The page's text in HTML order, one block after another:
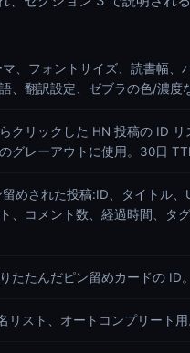
、フォントサイズ、読書幅、
、翻訳設定、ゼブラの色/濃度
クリックした HN 投稿の ID
グレーアウトに使用。30日
めされた投稿:ID、タイトル
、コメント数、経過時間、タ
たたんだピン留めカードの ID。
リスト、オートコンプリート用